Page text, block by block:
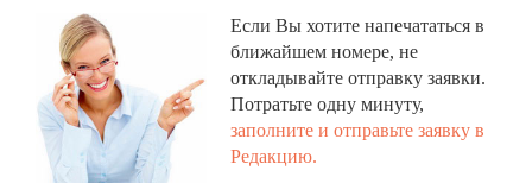
Если Вы хотите напечататься в
ближайшем номере, не
откладывайте отправку заявки.
Потратьте одну минуту,
заполните и отправьте заявку в
Редакцию.